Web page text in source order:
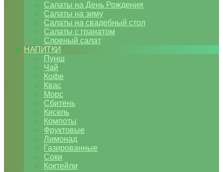
Салаты на День Рождения
Салаты на зиму
Салаты на свадебный стол
Салаты с гранатом
Слоеный салат
НАПИТКИ
Пунш
Чай
Кофе
Квас
Морс
Сбитень
Кисель
Компоты
Фруктовые
Лимонад
Газированные
Соки
Коктейли